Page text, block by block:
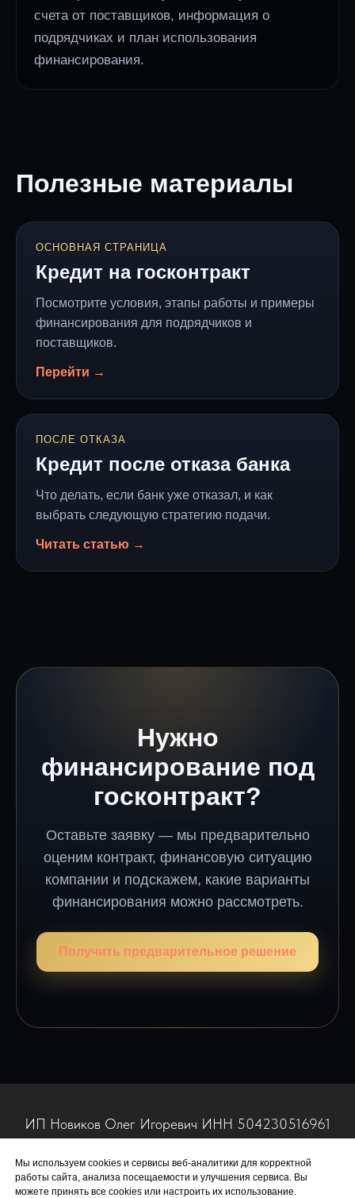
счета от поставщиков, информация о
подрядчиках и план использования
финансирования.
Полезные материалы
ОСНОВНАЯ СТРАНИЦА
Кредит на госконтракт
Посмотрите условия, этапы работы и примеры
финансирования для подрядчиков и
поставщиков.
Перейти →
ПОСЛЕ ОТКАЗА
Кредит после отказа банка
Что делать, если банк уже отказал, и как
выбрать следующую стратегию подачи.
Читать статью →
Нужно
финансирование под
госконтракт?
Оставьте заявку — мы предварительно
оценим контракт, финансовую ситуацию
компании и подскажем, какие варианты
финансирования можно рассмотреть.
Получить предварительное решение
ИП Новиков Олег Игоревич ИНН 504230516961
Мы используем cookies и сервисы веб-аналитики для корректной
работы сайта, анализа посещаемости и улучшения сервиса. Вы
можете принять все cookies или настроить их использование.